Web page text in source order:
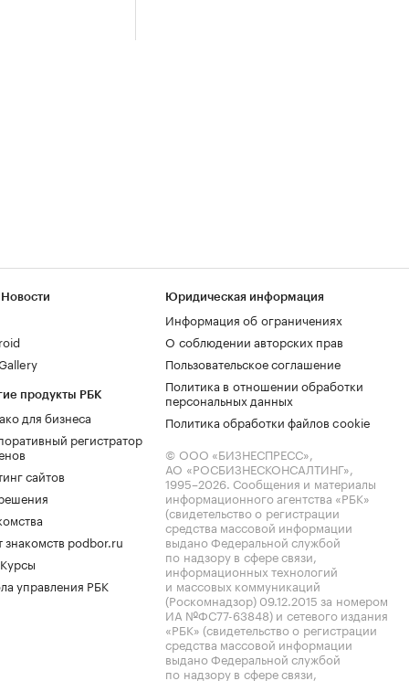
продукты РБК
для бизнеса
регистратор
сайтов
знакомств podbor.ru
управления РБК
Юридическая информация
Информация об ограничениях
О соблюдении авторских прав
Пользовательское соглашение
Политика в отношении обработки
персональных данных
Политика обработки файлов cookie
© ООО «БИЗНЕСПРЕСС»,
АО «РОСБИЗНЕСКОНСАЛТИНГ»,
1995–2026. Сообщения и материалы
информационного агентства «РБК»
(свидетельство о регистрации
средства массовой информации
выдано Федеральной службой
по надзору в сфере связи,
информационных технологий
и массовых коммуникаций
(Роскомнадзор) 09.12.2015 за номером
ИА №ФС77-63848) и сетевого издания
«РБК» (свидетельство о регистрации
средства массовой информации
выдано Федеральной службой
по надзору в сфере связи,